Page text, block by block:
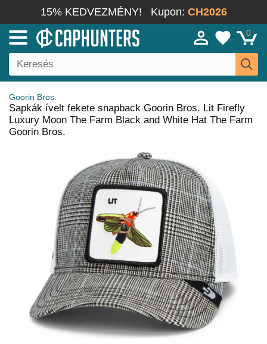
15% KEDVEZMÉNY! Kupon: CH2026
0
Goorin Bros.
Sapkák ívelt fekete snapback Goorin Bros. Lit Firefly
Luxury Moon The Farm Black and White Hat The Farm
Goorin Bros.